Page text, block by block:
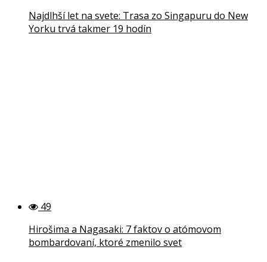
Najdlhší let na svete: Trasa zo Singapuru do New
Yorku trvá takmer 19 hodín
49
Hirošima a Nagasaki: 7 faktov o atómovom
bombardovaní, ktoré zmenilo svet